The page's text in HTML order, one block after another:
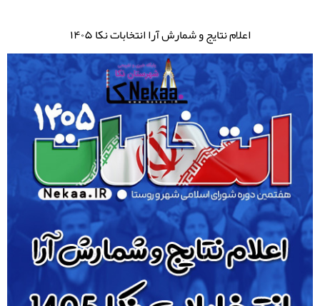
اعلام نتایج و شمارش آرا انتخابات نکا ۱۴۰۵